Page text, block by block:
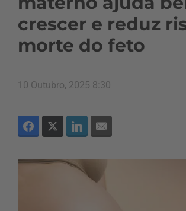
crescer e reduz
morte do feto
10 Outubro, 2025 8:30